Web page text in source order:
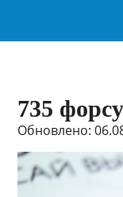
735
Обновлено: